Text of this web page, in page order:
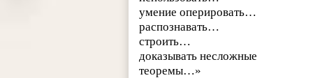
умение оперировать…
распознавать…
строить…
доказывать несложные
теоремы…»